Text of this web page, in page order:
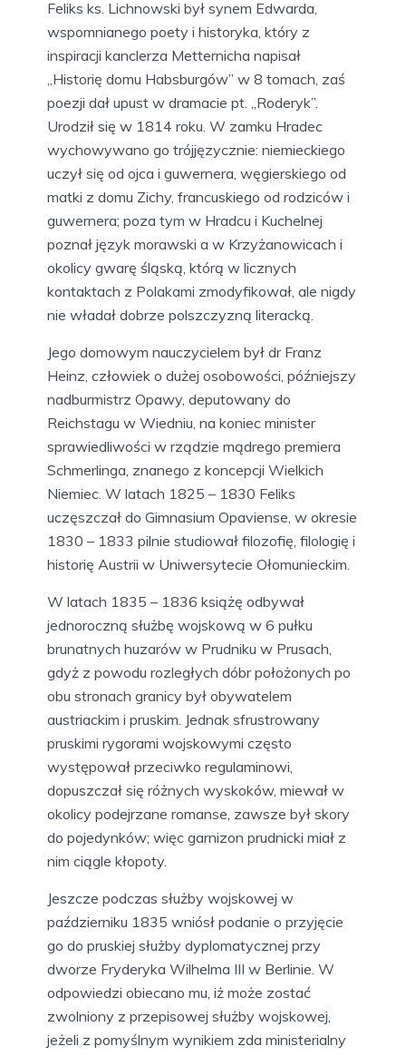
Feliks ks. Lichnowski był synem Edwarda,
wspomnianego poety i historyka, który z
inspiracji kanclerza Metternicha napisał
„Historię domu Habsburgów” w 8 tomach, zaś
poezji dał upust w dramacie pt. „Roderyk”.
Urodził się w 1814 roku. W zamku Hradec
wychowywano go trójjęzycznie: niemieckiego
uczył się od ojca i guwernera, węgierskiego od
matki z domu Zichy, francuskiego od rodziców i
guwernera; poza tym w Hradcu i Kuchelnej
poznał język morawski a w Krzyżanowicach i
okolicy gwarę śląską, którą w licznych
kontaktach z Polakami zmodyfikował, ale nigdy
nie władał dobrze polszczyzną literacką.
Jego domowym nauczycielem był dr Franz
Heinz, człowiek o dużej osobowości, późniejszy
nadburmistrz Opawy, deputowany do
Reichstagu w Wiedniu, na koniec minister
sprawiedliwości w rządzie mądrego premiera
Schmerlinga, znanego z koncepcji Wielkich
Niemiec. W latach 1825 – 1830 Feliks
uczęszczał do Gimnasium Opaviense, w okresie
1830 – 1833 pilnie studiował filozofię, filologię i
historię Austrii w Uniwersytecie Ołomunieckim.
W latach 1835 – 1836 książę odbywał
jednoroczną służbę wojskową w 6 pułku
brunatnych huzarów w Prudniku w Prusach,
gdyż z powodu rozległych dóbr położonych po
obu stronach granicy był obywatelem
austriackim i pruskim. Jednak sfrustrowany
pruskimi rygorami wojskowymi często
występował przeciwko regulaminowi,
dopuszczał się różnych wyskoków, miewał w
okolicy podejrzane romanse, zawsze był skory
do pojedynków; więc garnizon prudnicki miał z
nim ciągle kłopoty.
Jeszcze podczas służby wojskowej w
październiku 1835 wniósł podanie o przyjęcie
go do pruskiej służby dyplomatycznej przy
dworze Fryderyka Wilhelma III w Berlinie. W
odpowiedzi obiecano mu, iż może zostać
zwolniony z przepisowej służby wojskowej,
jeżeli z pomyślnym wynikiem zda ministerialny